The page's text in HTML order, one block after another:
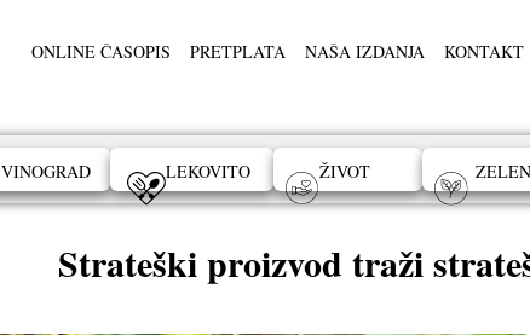
ONLINE ČASOPIS PRETPLATA NAŠA IZDANJA KONTAKT
VINOGRAD LEKOVITO ŽIVOT
Strateški proizvod traži